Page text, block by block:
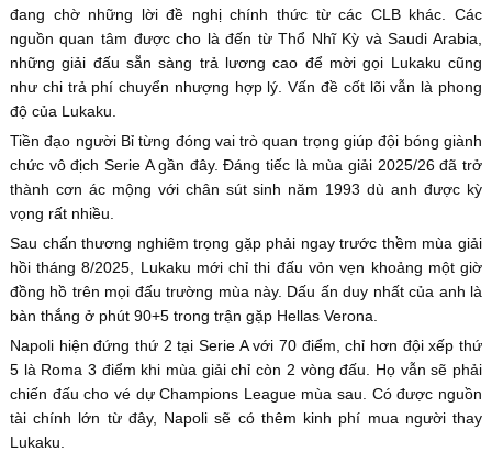
đang chờ những lời đề nghị chính thức từ các CLB khác. Các
nguồn quan tâm được cho là đến từ Thổ Nhĩ Kỳ và Saudi Arabia,
những giải đấu sẵn sàng trả lương cao để mời gọi Lukaku cũng
như chi trả phí chuyển nhượng hợp lý. Vấn đề cốt lõi vẫn là phong
độ của Lukaku.
Tiền đạo người Bỉ từng đóng vai trò quan trọng giúp đội bóng giành
chức vô địch Serie A gần đây. Đáng tiếc là mùa giải 2025/26 đã trở
thành cơn ác mộng với chân sút sinh năm 1993 dù anh được kỳ
vọng rất nhiều.
Sau chấn thương nghiêm trọng gặp phải ngay trước thềm mùa giải
hồi tháng 8/2025, Lukaku mới chỉ thi đấu vỏn vẹn khoảng một giờ
đồng hồ trên mọi đấu trường mùa này. Dấu ấn duy nhất của anh là
bàn thắng ở phút 90+5 trong trận gặp Hellas Verona.
Napoli hiện đứng thứ 2 tại Serie A với 70 điểm, chỉ hơn đội xếp thứ
5 là Roma 3 điểm khi mùa giải chỉ còn 2 vòng đấu. Họ vẫn sẽ phải
chiến đấu cho vé dự Champions League mùa sau. Có được nguồn
tài chính lớn từ đây, Napoli sẽ có thêm kinh phí mua người thay
Lukaku.